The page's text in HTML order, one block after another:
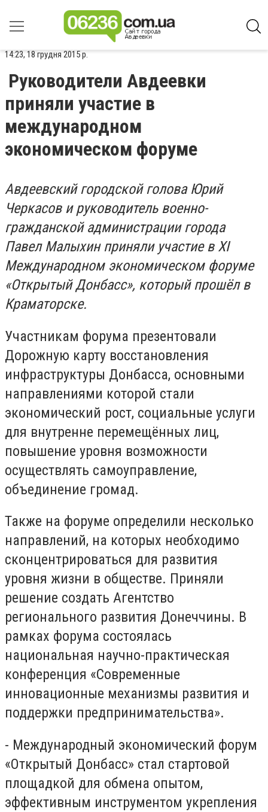
14:23, 18 грудня 2015 р.
Руководители Авдеевки
приняли участие в
международном
экономическом форуме
Авдеевский городской голова Юрий
Черкасов и руководитель военно-
гражданской администрации города
Павел Малыхин приняли участие в ХІ
Международном экономическом форуме
«Открытый Донбасс», который прошёл в
Краматорске.
Участникам форума презентовали
Дорожную карту восстановления
инфраструктуры Донбасса, основными
направлениями которой стали
экономический рост, социальные услуги
для внутренне перемещённых лиц,
повышение уровня возможности
осуществлять самоуправление,
объединение громад.
Также на форуме определили несколько
направлений, на которых необходимо
сконцентрироваться для развития
уровня жизни в обществе. Приняли
решение создать Агентство
регионального развития Донеччины. В
рамках форума состоялась
национальная научно-практическая
конференция «Современные
инновационные механизмы развития и
поддержки предпринимательства».
- Международный экономический форум
«Открытый Донбасс» стал стартовой
площадкой для обмена опытом,
эффективным инструментом укрепления